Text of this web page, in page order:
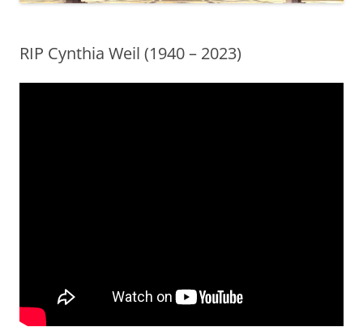
RIP Cynthia Weil (1940 – 2023)